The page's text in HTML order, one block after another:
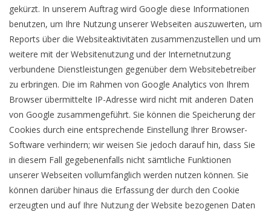
gekürzt. In unserem Auftrag wird Google diese Informationen
benutzen, um Ihre Nutzung unserer Webseiten auszuwerten, um
Reports über die Websiteaktivitäten zusammenzustellen und um
weitere mit der Websitenutzung und der Internetnutzung
verbundene Dienstleistungen gegenüber dem Websitebetreiber
zu erbringen. Die im Rahmen von Google Analytics von Ihrem
Browser übermittelte IP-Adresse wird nicht mit anderen Daten
von Google zusammengeführt. Sie können die Speicherung der
Cookies durch eine entsprechende Einstellung Ihrer Browser-
Software verhindern; wir weisen Sie jedoch darauf hin, dass Sie
in diesem Fall gegebenenfalls nicht sämtliche Funktionen
unserer Webseiten vollumfänglich werden nutzen können. Sie
können darüber hinaus die Erfassung der durch den Cookie
erzeugten und auf Ihre Nutzung der Website bezogenen Daten